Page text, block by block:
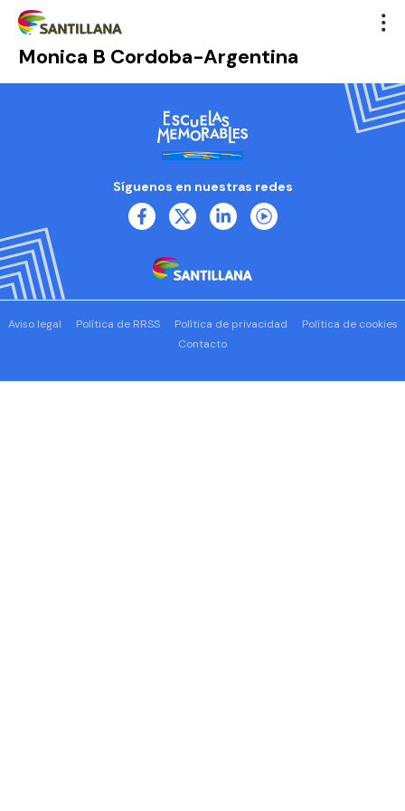
Monica B Cordoba-Argentina
Síguenos en nuestras redes
Aviso legal Política de RRSS Política de privacidad
Política de cookies
Contacto